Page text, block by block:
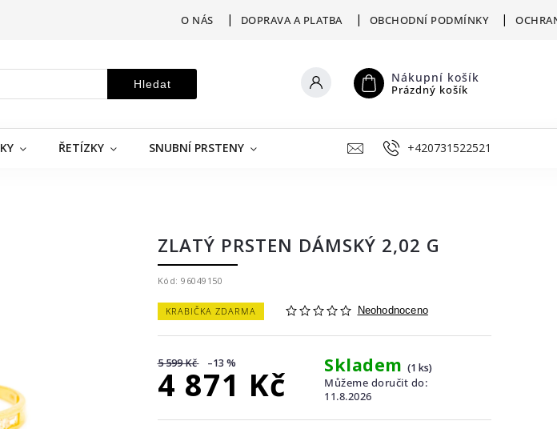
O NÁS DOPRAVA A PLATBA OBCHODNÍ PODMÍNKY
Hledat Nákupní košík
Prázdný košík
ŘETÍZKY SNUBNÍ PRSTENY ŠPERKY K RYTÍ VÝKUP ZLATNICKÁ
+420731522521
ZLATÝ PRSTEN DÁMSKÝ 2,02 G
Kód: 96049150
KRABIČKA ZDARMA Neohodnoceno
5 599 Kč –13 %
4 871 Kč Skladem(1 ks)
Můžeme doručit do:
11.8.2026